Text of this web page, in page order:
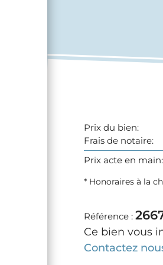
Prix du bien:
Frais de notaire:
Prix acte en main:
* Honoraires à la
Référence :
Ce bien vous
Contactez